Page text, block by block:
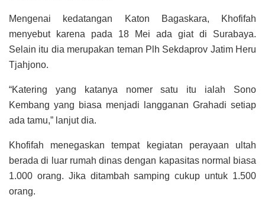
Mengenai kedatangan Katon Bagaskara, Khofifah
menyebut karena pada 18 Mei ada giat di Surabaya.
Selain itu dia merupakan teman Plh Sekdaprov Jatim Heru
Tjahjono.
“Katering yang katanya nomer satu itu ialah Sono
Kembang yang biasa menjadi langganan Grahadi setiap
ada tamu,” lanjut dia.
Khofifah menegaskan tempat kegiatan perayaan ultah
berada di luar rumah dinas dengan kapasitas normal biasa
1.000 orang. Jika ditambah samping cukup untuk 1.500
orang.